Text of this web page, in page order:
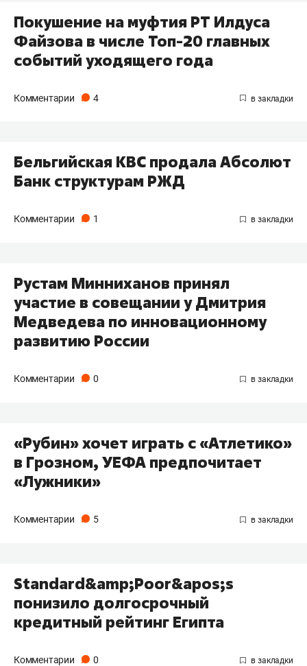
Покушение на муфтия РТ Илдуса
Файзова в числе Топ-20 главных
событий уходящего года
Комментарии 4
Бельгийская KBC продала Абсолют
Банк структурам РЖД
Комментарии 1
Рустам Минниханов принял
участие в совещании у Дмитрия
Медведева по инновационному
развитию России
Комментарии 0
«Рубин» хочет играть с «Атлетико»
в Грозном, УЕФА предпочитает
«Лужники»
Комментарии 5
Standard&amp;Poor&apos;s
понизило долгосрочный
кредитный рейтинг Египта
Комментарии 0